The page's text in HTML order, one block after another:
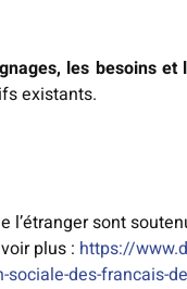
les besoins et
existants.
l’étranger sont
plus : https://
des-francais-